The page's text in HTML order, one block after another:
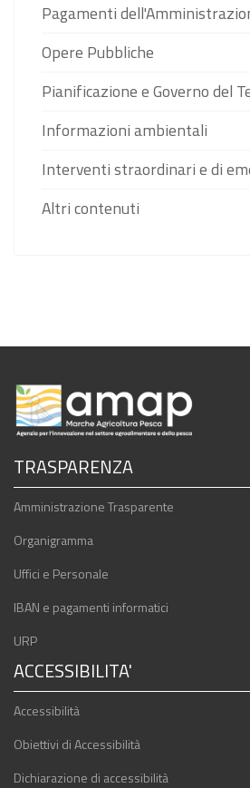
Pagamenti
Opere Pubbliche
Pianificazione e Governo del
Informazioni ambientali
Interventi straordinari e di
Altri contenuti
TRASPARENZA
Amministrazione Trasparente
Organigramma
Uffici e Personale
IBAN e pagamenti informatici
URP
ACCESSIBILITA'
Accessibilità
Obiettivi di Accessibilità
Dichiarazione di accessibilità